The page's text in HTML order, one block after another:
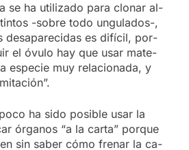
se ha uti­li­za­do para clo­nar al­
-so­bre todo un­gu­la­dos-,
des­a­pa­re­ci­das es di­fí­cil, por­
el óvu­lo hay que usar ma­te­
es­pe­cie muy re­la­cio­na­da, y
ha sido po­si­ble usar la
ór­ga­nos “a la car­ta” por­que
sin sa­ber cómo fre­nar la ca­